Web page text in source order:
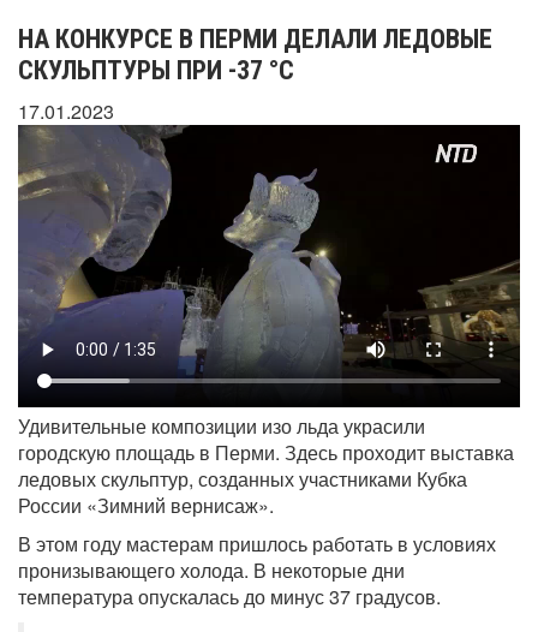
НА КОНКУРСЕ В ПЕРМИ ДЕЛАЛИ ЛЕДОВЫЕ
СКУЛЬПТУРЫ ПРИ -37 °C
17.01.2023
Удивительные композиции изо льда украсили
городскую площадь в Перми. Здесь проходит выставка
ледовых скульптур, созданных участниками Кубка
России «Зимний вернисаж».
В этом году мастерам пришлось работать в условиях
пронизывающего холода. В некоторые дни
температура опускалась до минус 37 градусов.